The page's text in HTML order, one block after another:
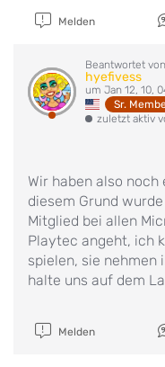
Melden
Beantwortet von
hyefivess
um Jan 12, 10,
Sr.
zuletzt aktiv
Wir haben also noch
diesem Grund
Mitglied bei allen
Playtec angeht, ich
spielen, sie nehmen
halte uns auf dem
Melden